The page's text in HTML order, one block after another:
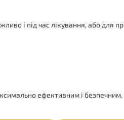
і під час лікування, або для
ефективним і безпечним,